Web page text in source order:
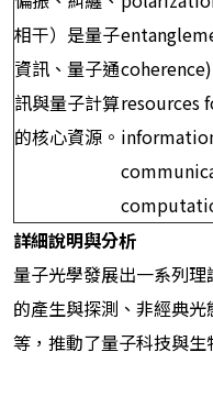
相干）是量子
資訊、量子通
訊與量子計算
的核心資源。
resources
詳細說明與分析
量子光學發展出一系列
的產生與探測、非經典光
等，推動了量子科技與生